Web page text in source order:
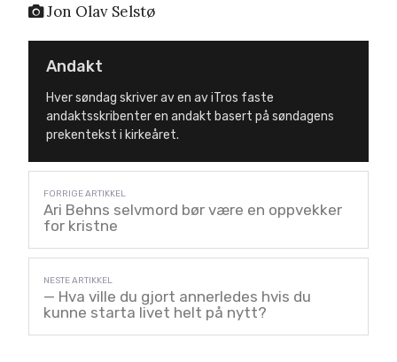
Jon Olav Selstø
Andakt
Hver søndag skriver av en av iTros faste
andaktsskribenter en andakt basert på søndagens
prekentekst i kirkeåret.
Ari Behns selvmord bør være en oppvekker
for kristne
— Hva ville du gjort annerledes hvis du
kunne starta livet helt på nytt?